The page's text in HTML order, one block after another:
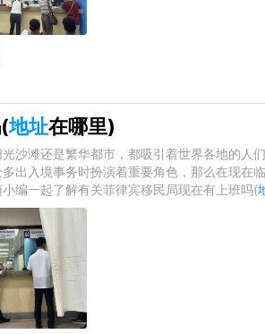
地址在哪里)
沙滩还是繁华都市，都吸引着世界各地的人
出入境事务时扮演着重要角色，那么在现在
编一起了解有关菲律宾移民局现在有上班吗(